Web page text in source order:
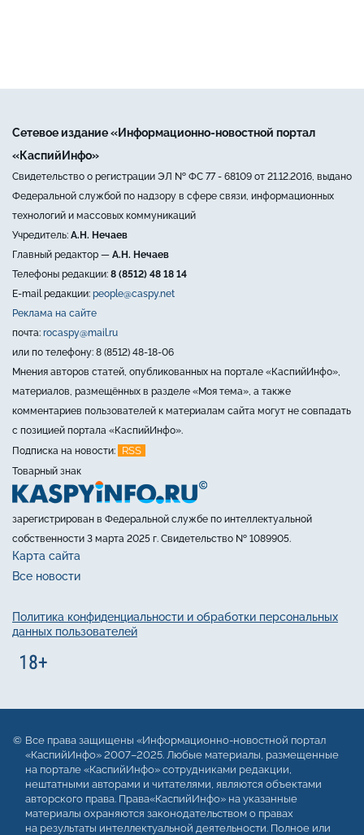
Сетевое издание «Информационно-новостной портал
«КаспийИнфо»
Свидетельство о регистрации ЭЛ № ФС 77 - 68109 от 21.12.2016, выдано
Федеральной службой по надзору в сфере связи, информационных
технологий и массовых коммуникаций
Учредитель: А.Н. Нечаев
Главный редактор — А.Н. Нечаев
Телефоны редакции: 8 (8512) 48 18 14
E-mail редакции: people@caspy.net
Реклама на сайте
почта: rocaspy@mail.ru
или по телефону: 8 (8512) 48-18-06
Мнения авторов статей, опубликованных на портале «КаспийИнфо»,
материалов, размещённых в разделе «Моя тема», а также
комментариев пользователей к материалам сайта могут не совпадать
с позицией портала «КаспийИнфо».
Подписка на новости:
RSS
Товарный знак
зарегистрирован в Федеральной службе по интеллектуальной
собственности 3 марта 2025 г. Свидетельство № 1089905.
Карта сайта
Все новости
Политика конфиденциальности и обработки персональных
данных пользователей
Все права защищены «Информационно-новостной портал
«КаспийИнфо» 2007–2025. Любые материалы, размещенные
на портале «КаспийИнфо» сотрудниками редакции,
нештатными авторами и читателями, являются объектами
авторского права. Права«КаспийИнфо» на указанные
материалы охраняются законодательством о правах
на результаты интеллектуальной деятельности. Полное или